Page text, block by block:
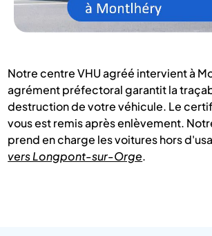
Notre centre VHU agréé intervient à
agrément préfectoral garantit la
destruction de votre véhicule. Le
vous est remis après enlèvement.
prend en charge les voitures hors
vers Longpont-sur-Orge.